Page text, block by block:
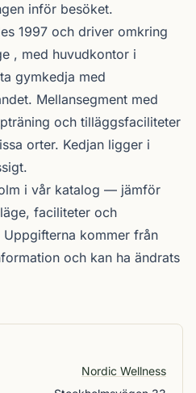
inför besöket.
1997 och driver omkring
, med huvudkontor i
gymkedja med
Mellansegment med
och tilläggsfaciliteter
orter. Kedjan ligger i
i vår katalog — jämför
faciliteter och
kommer från
och kan ha ändrats
Nordic Wellness